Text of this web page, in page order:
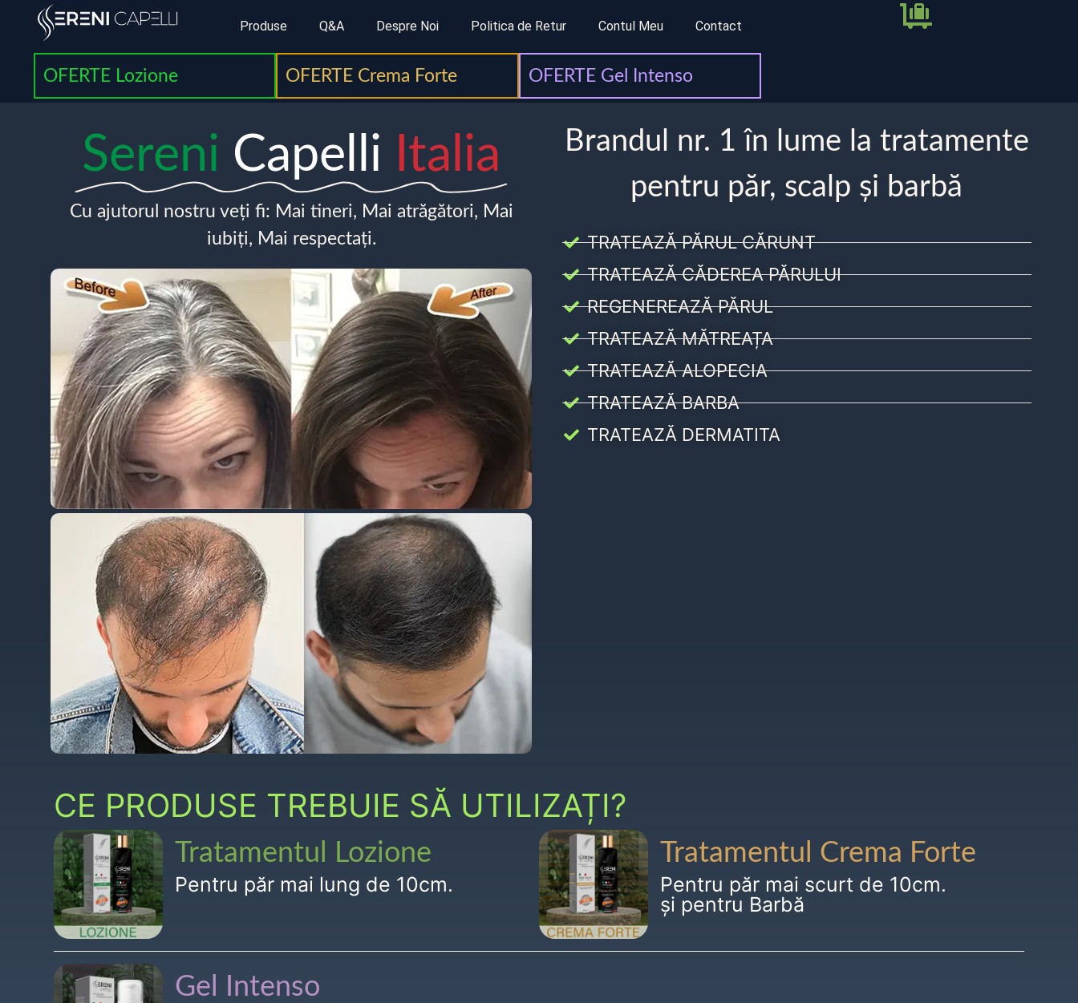
Produse Q&A Despre Noi Politica de Retur Contul Meu Contact
OFERTE Lozione OFERTE Crema Forte OFERTE Gel Intenso
Sereni Capelli Italia
Cu ajutorul nostru veți fi: Mai tineri, Mai atrăgători, Mai
iubiți, Mai respectați.
Brandul nr. 1 în lume la tratamente
pentru păr, scalp și barbă
TRATEAZĂ PĂRUL CĂRUNT
TRATEAZĂ CĂDEREA PĂRULUI
REGENEREAZĂ PĂRUL
TRATEAZĂ MĂTREAȚA
TRATEAZĂ ALOPECIA
TRATEAZĂ BARBA
TRATEAZĂ DERMATITA
CE PRODUSE TREBUIE SĂ UTILIZAȚI?
Tratamentul Lozione
Pentru păr mai lung de 10cm.
Tratamentul Crema Forte
Pentru păr mai scurt de 10cm.
și pentru Barbă
Gel Intenso